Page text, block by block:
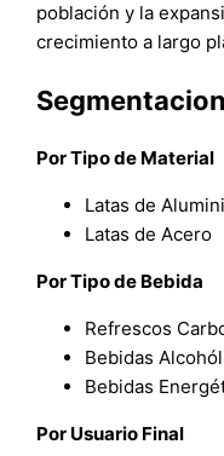
población y la
crecimiento a largo
Por Tipo de Material
Latas de
Latas de Acero
Por Tipo de Bebida
Refrescos
Bebidas
Bebidas
Por Usuario Final